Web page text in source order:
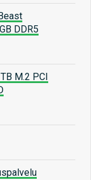
DDR5
M.2 PCI